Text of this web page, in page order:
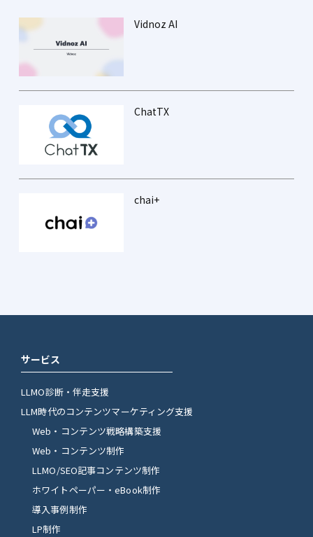
Vidnoz AI
ChatTX
chai+
サービス
LLMO診断・伴走支援
LLM時代のコンテンツマーケティング支援
Web・コンテンツ戦略構築支援
Web・コンテンツ制作
LLMO/SEO記事コンテンツ制作
ホワイトペーパー・eBook制作
導入事例制作
LP制作